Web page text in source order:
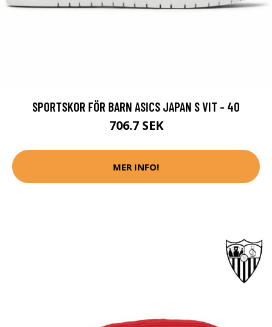
SPORTSKOR FÖR BARN ASICS JAPAN S VIT - 40
706.7 SEK
MER INFO!